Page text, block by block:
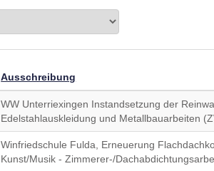
Ausschreibung
WW Unterriexingen Instandsetzung der
Edelstahlauskleidung und Metallbauarbeiten
Winfriedschule Fulda, Erneuerung
Kunst/Musik - Zimmerer-/